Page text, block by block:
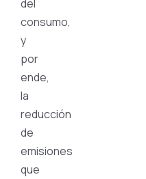
del
consumo,
y
por
ende,
la
reducción
de
emisiones
que